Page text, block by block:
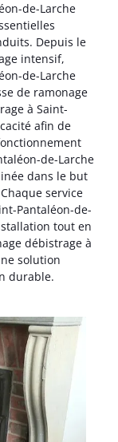
de-Larche
Depuis le
intensif,
de-Larche
de ramonage
à Saint-
afin de
de-Larche
dans le but
service
Pantaléon-de-
tout en
débistrage à
solution
durable.